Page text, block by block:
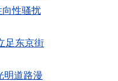
向性骚扰
足东京街
明道路漫